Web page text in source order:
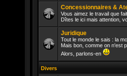
message
non
Aucun
message
non
Concessionnaires &
Vous aimez le travail que
Dîtes le ici mais attention,
Aucun
lu
Juridique
Tout le monde le sais : la
Mais bon, comme on n'est
Alors, parlons-en
Divers